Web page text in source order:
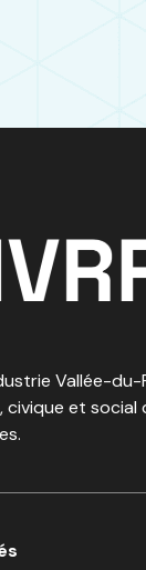
Vallée-
et social